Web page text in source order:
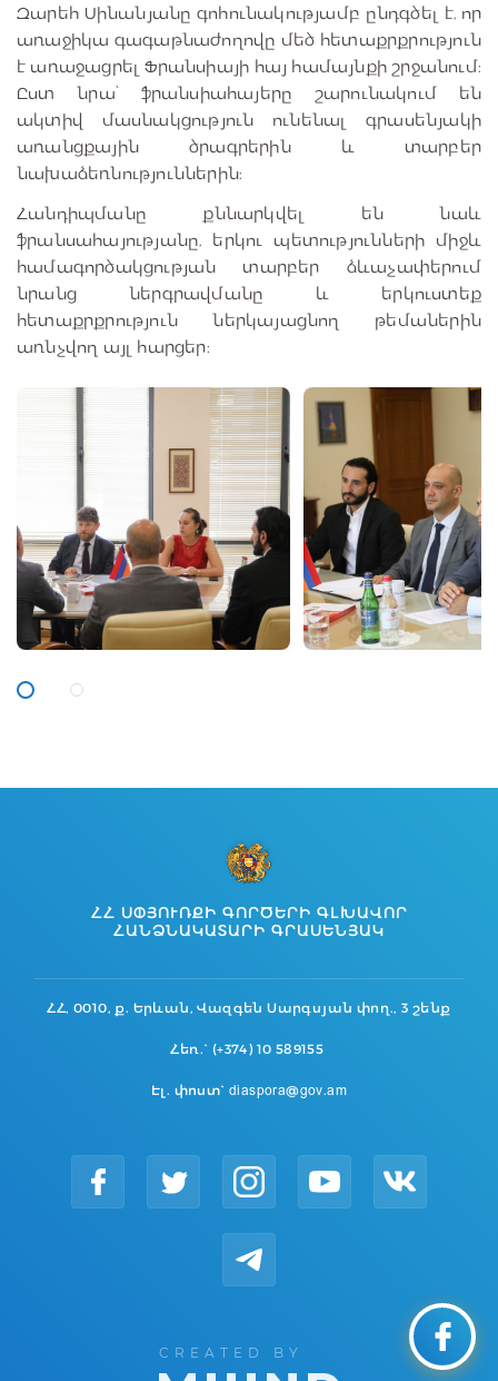
Զարեհ Սինանյանը գոհունակությամբ ընդգծել է, որ
առաջիկա գագաթնաժողովը մեծ հետաքրքրություն
է առաջացրել Ֆրանսիայի հայ համայնքի շրջանում։
Ըստ նրա՝ ֆրանսիահայերը շարունակում են
ակտիվ մասնակցություն ունենալ գրասենյակի
առանցքային ծրագրերին և տարբեր
նախաձեռնություններին։
Հանդիպմանը քննարկվել են նաև
ֆրանսահայությանը, երկու պետությունների միջև
համագործակցության տարբեր ձևաչափերում
նրանց ներգրավմանը և երկուստեք
հետաքրքրություն ներկայացնող թեմաներին
առնչվող այլ հարցեր։
ՀՀ ՍՓՅՈՒՌՔԻ ԳՈՐԾԵՐԻ ԳԼԽԱՎՈՐ
ՀԱՆՁՆԱԿԱՏԱՐԻ ԳՐԱՍԵՆՅԱԿ
ՀՀ, 0010, ք. Երևան, Վազգեն Սարգսյան փող., 3 շենք
Հեռ.` (+374) 10 589155
Էլ. փոստ` diaspora@gov.am
CREATED BY